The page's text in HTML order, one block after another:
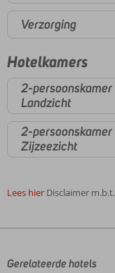
Verzorging
Hotelkamers
2-
Landzicht
2-
Zijzeezicht
Lees hier Disclaimer
door
Gerelateerde hotels